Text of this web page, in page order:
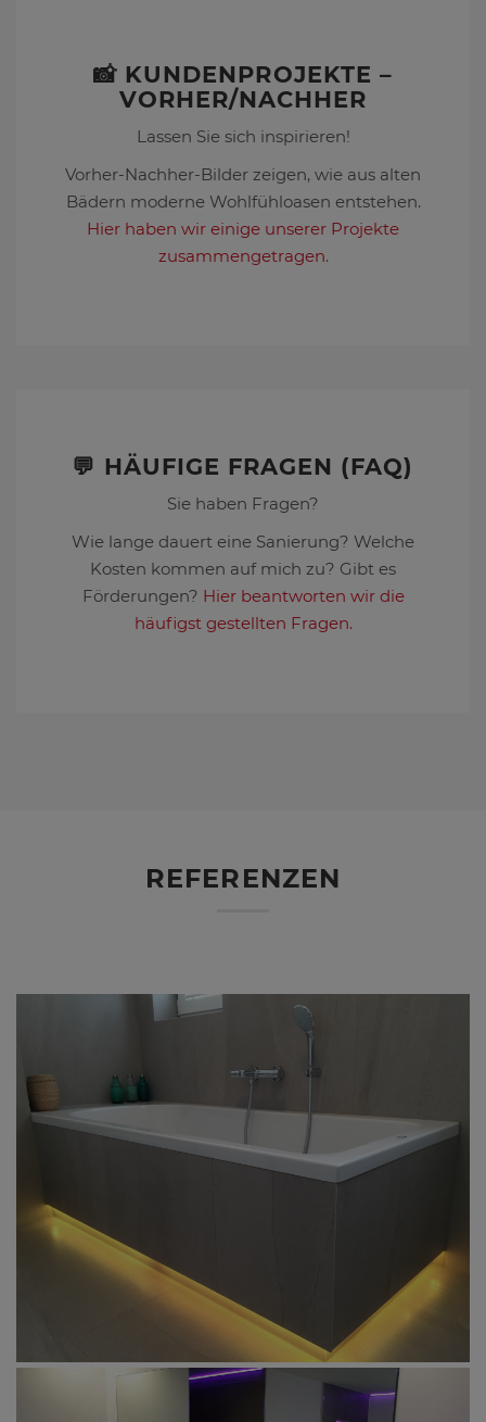
📸 KUNDENPROJEKTE –
VORHER/NACHHER
Lassen Sie sich inspirieren!
Vorher-Nachher-Bilder zeigen, wie aus alten
Bädern moderne Wohlfühloasen entstehen.
Hier haben wir einige unserer Projekte
zusammengetragen.
💬 HÄUFIGE FRAGEN (FAQ)
Sie haben Fragen?
Wie lange dauert eine Sanierung? Welche
Kosten kommen auf mich zu? Gibt es
Förderungen? Hier beantworten wir die
häufigst gestellten Fragen.
REFERENZEN